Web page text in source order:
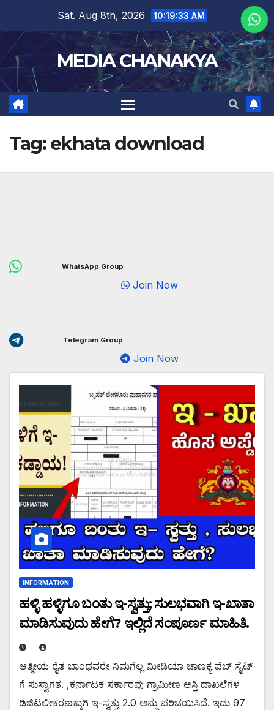
Sat. Aug 8th, 2026 10:19:33 AM
MEDIA CHANAKYA
Tag:ekhata download
WhatsApp Group
Join Now
Telegram Group
Join Now
INFORMATION
ಹಳ್ಳಿ ಹಳ್ಳಿಗೂ ಬಂತು ಇ-ಸ್ವತ್ತು; ಸುಲಭವಾಗಿ ಇ-ಖಾತಾ
ಮಾಡಿಸುವುದು ಹೇಗೆ? ಇಲ್ಲಿದೆ ಸಂಪೂರ್ಣ ಮಾಹಿತಿ.
ಆತ್ಮೀಯ ರೈತ ಬಾಂಧವರೇ ನಿಮಗೆಲ್ಲ ಮೀಡಿಯಾ ಚಾಣಕ್ಯ ವೆಬ್ ಸೈಟ್
ಗೆ ಸುಸ್ವಾಗತ. ,ಕರ್ನಾಟಕ ಸರ್ಕಾರವು ಗ್ರಾಮೀಣ ಆಸ್ತಿ ದಾಖಲೆಗಳ
ಡಿಜಿಟಲೀಕರಣಕ್ಕಾಗಿ ಇ-ಸ್ವತ್ತು 2.0 ಅನ್ನು ಪರಿಚಯಿಸಿದೆ. ಇದು 97